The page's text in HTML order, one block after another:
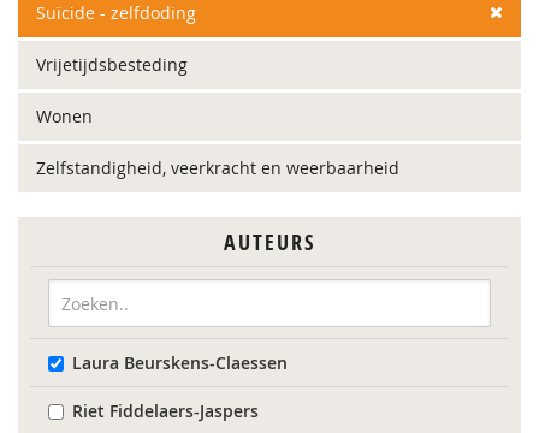
Suïcide - zelfdoding
Vrijetijdsbesteding
Wonen
Zelfstandigheid, veerkracht en weerbaarheid
AUTEURS
Laura Beurskens-Claessen
Riet Fiddelaers-Jaspers